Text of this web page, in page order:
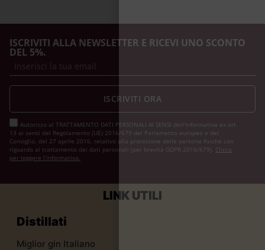
ISCRIVITI ALLA NEWSLETTER E RICEVI UNO SCONTO
DEL 5%.
Autorizzo al TRATTAMENTO DATI PERSONALI AI SENSI dell'Informativa ex art.
13 ai sensi del Regolamento (UE) 2016/679 del Parlamento europeo e del
Consiglio, del 27 aprile 2016, relativo alla protezione delle persone fisiche con
riguardo al trattamento dei dati personali (per brevità GDPR 2016/679). Clicca
per leggere l’informativa.
ISCRIVITI ORA
LINK UTILI
Distillati
Miglior gin Italiano